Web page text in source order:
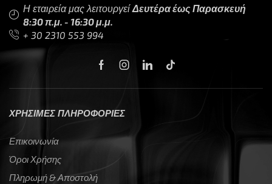
Η εταιρεία μας λειτουργείΔευτέρα έως Παρασκευή
8:30 π.μ. - 16:30 μ.μ.
+ 30 2310 553 994
ΧΡΗΣΙΜΕΣ ΠΛΗΡΟΦΟΡΙΕΣ
Επικοινωνία
Όροι Χρήσης
Πληρωμή & Αποστολή